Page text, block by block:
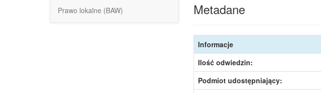
Prawo lokalne (BAW) Metadane
Informacje
Ilość odwiedzin:
Podmiot udostępniający: